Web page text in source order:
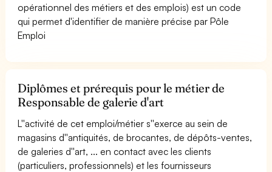
opérationnel des métiers et des emplois) est un code
qui permet d'identifier de manière précise par Pôle
Emploi
Diplômes et prérequis pour le métier de
Responsable de galerie d'art
L''activité de cet emploi/métier s''exerce au sein de
magasins d''antiquités, de brocantes, de dépôts-ventes,
de galeries d''art, ... en contact avec les clients
(particuliers, professionnels) et les fournisseurs